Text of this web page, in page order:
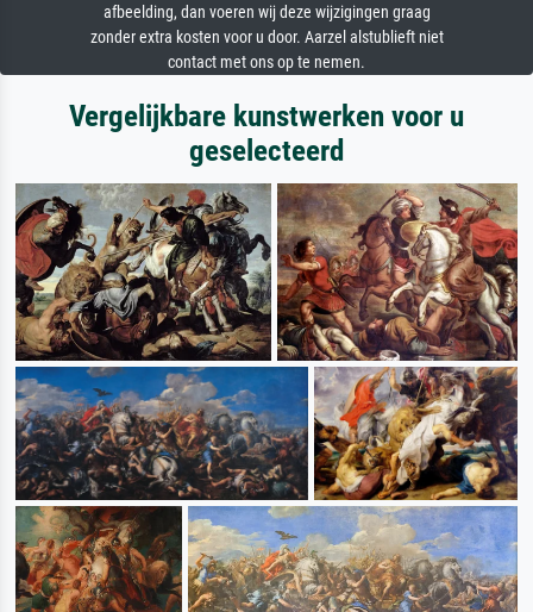
afbeelding, dan voeren wij deze wijzigingen graag
zonder extra kosten voor u door. Aarzel alstublieft niet
contact met ons op te nemen.
Vergelijkbare kunstwerken voor u
geselecteerd